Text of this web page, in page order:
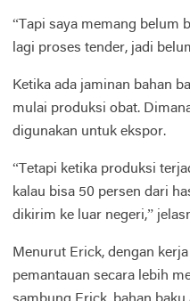
“Tapi saya memang belum
lagi proses tender, jadi
Ketika ada jaminan bahan
mulai produksi obat.
digunakan untuk ekspor.
“Tetapi ketika produksi
kalau bisa 50 persen dari
dikirim ke luar negeri,”
Menurut Erick, dengan
pemantauan secara lebih